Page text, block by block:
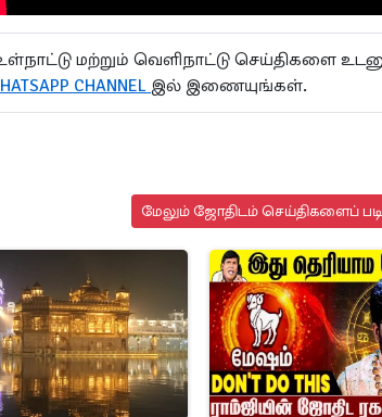
மற்றும் வெளிநாட்டு செய்திகளை
CHANNEL இல் இணையுங்கள்.
மேலும் ஜோதிடம் செய்திகளைப்